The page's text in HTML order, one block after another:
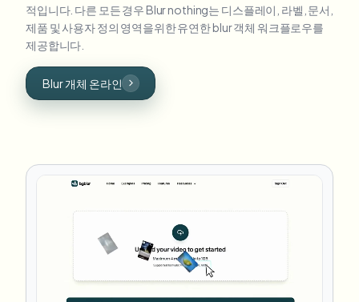
적입니다. 다른 모든 경우 Blur nothing는 디스플레이, 라벨, 문서,
제품 및 사용자 정의 영역을위한 유연한 blur 객체 워크플로우를
제공합니다.
Blur 개체 온라인